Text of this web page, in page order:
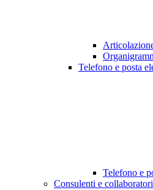
Telefono e posta
Telefono e
Consulenti e collaboratori